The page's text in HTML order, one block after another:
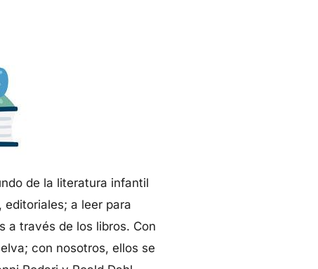
de la literatura infantil
a leer para
a través de los libros. Con
con nosotros, ellos se